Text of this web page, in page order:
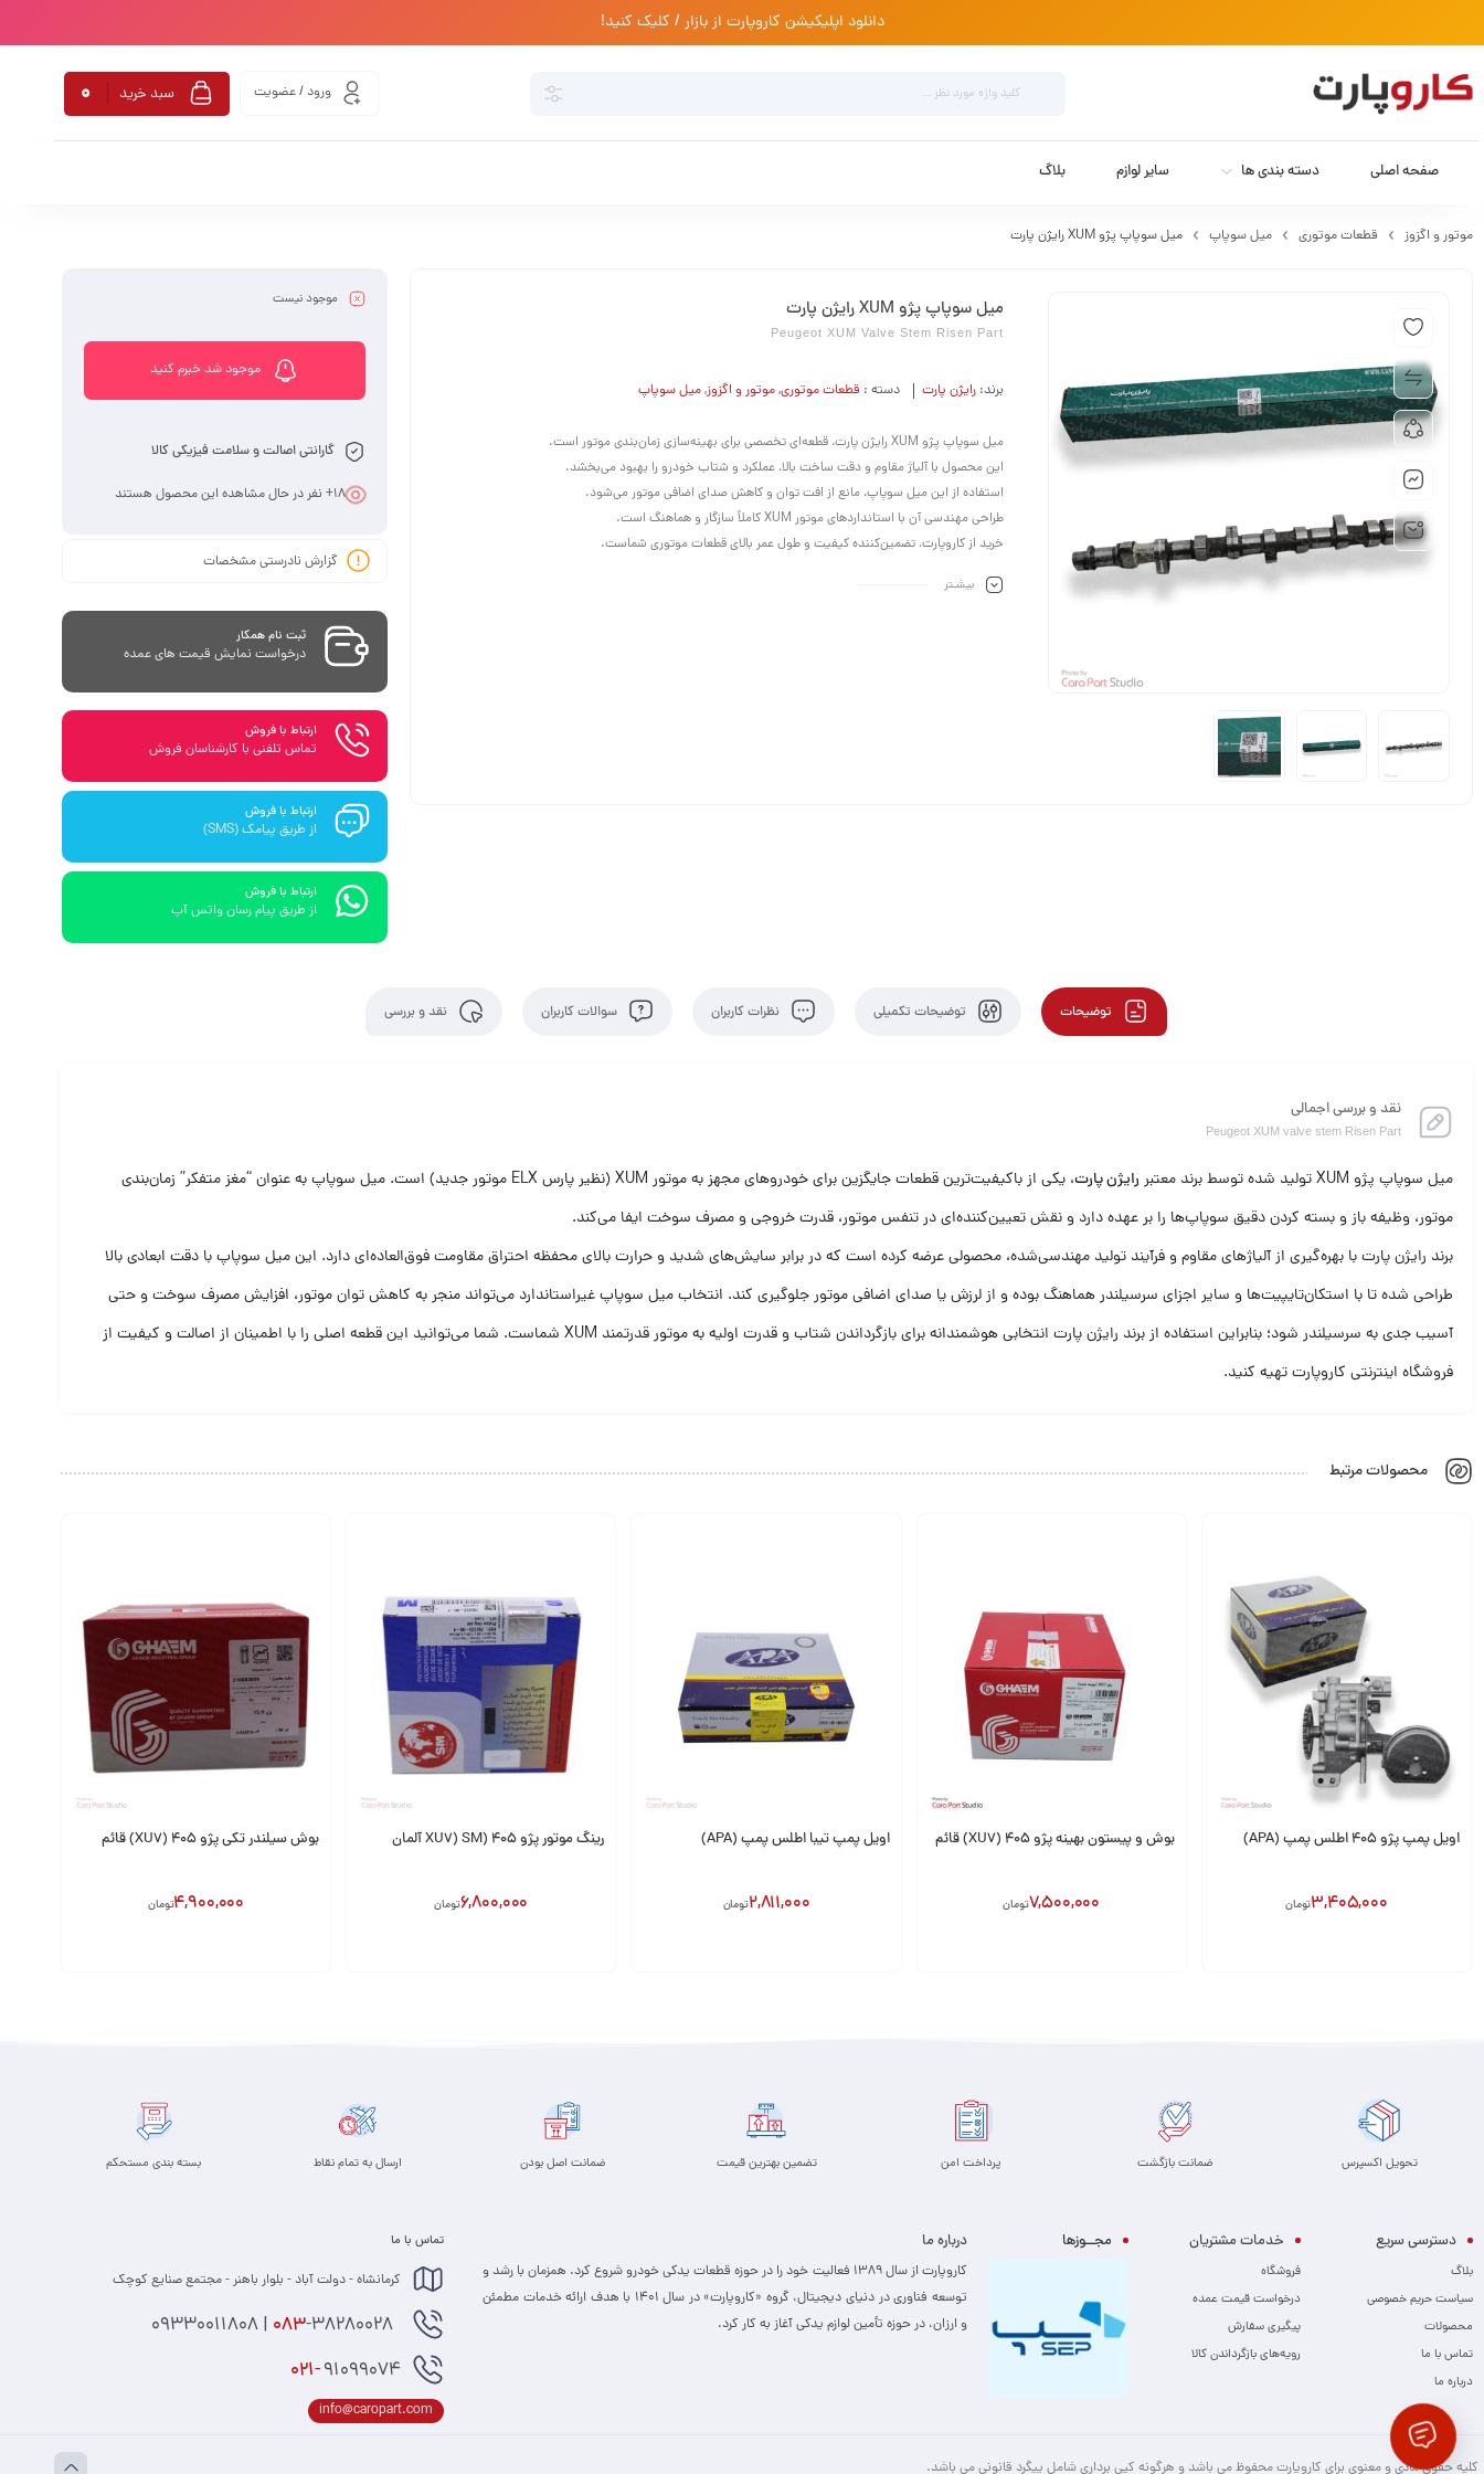
دانلود اپلیکیشن کاروپارت از بازار / کلیک کنید!
ورود / عضویت سبد خرید 0
صفحه اصلی دسته بندی ها سایر لوازم بلاگ
موتور و اگزوز قطعات موتوری میل سوپاپ میل سوپاپ پژو XUM رایژن پارت
میل سوپاپ پژو XUM رایژن پارت
Peugeot XUM Valve Stem Risen Part
برند: رایژن پارت دسته : قطعات موتوری,موتور و اگزوز,میل سوپاپ
میل سوپاپ پژو XUM رایژن پارت، قطعه‌ای تخصصی برای بهینه‌سازی زمان‌بندی موتور است.
این محصول با آلیاژ مقاوم و دقت ساخت بالا، عملکرد و شتاب خودرو را بهبود می‌بخشد.
استفاده از این میل سوپاپ، مانع از افت توان و کاهش صدای اضافی موتور می‌شود.
طراحی مهندسی آن با استانداردهای موتور XUM کاملاً سازگار و هماهنگ است.
خرید از کاروپارت، تضمین‌کننده کیفیت و طول عمر بالای قطعات موتوری شماست.
بیشـتر
موجود نیست
موجود شد خبرم کنید
گارانتی اصالت و سلامت فیزیکی کالا
18+ نفر در حال مشاهده این محصول هستند
گزارش نادرستی مشخصات
ثبت نام همکار
درخواست نمایش قیمت های عمده
ارتباط با فروش
تماس تلفنی با کارشناسان فروش
ارتباط با فروش
از طریق پیامک (SMS)
ارتباط با فروش
از طریق پیام رسان واتس آپ
توضیحات توضیحات تکمیلی نظرات کاربران سوالات کاربران نقد و بررسی
نقد و بررسی اجمالی
Peugeot XUM valve stem Risen Part
میل سوپاپ پژو XUM تولید شده توسط برند معتبر رایژن پارت
، یکی از باکیفیت‌ترین قطعات جایگزین برای خودروهای مجهز به موتور XUM (نظیر پارس ELX موتور جدید) است. میل سوپاپ به عنوان “مغز متفکر” زمان‌بندی
موتور، وظیفه باز و بسته کردن دقیق سوپاپ‌ها را بر عهده دارد و نقش تعیین‌کننده‌ای در تنفس موتور، قدرت خروجی و مصرف سوخت ایفا می‌کند.
برند رایژن پارت با بهره‌گیری از آلیاژهای مقاوم و فرآیند تولید مهندسی‌شده، محصولی عرضه کرده است که در برابر سایش‌های شدید و حرارت بالای محفظه احتراق مقاومت فوق‌العاده‌ای دارد. این میل سوپاپ با دقت ابعادی بالا
طراحی شده تا با استکان‌تایپیت‌ها و سایر اجزای سرسیلندر هماهنگ بوده و از لرزش یا صدای اضافی موتور جلوگیری کند. انتخاب میل سوپاپ غیراستاندارد می‌تواند منجر به کاهش توان موتور، افزایش مصرف سوخت و حتی
آسیب جدی به سرسیلندر شود؛ بنابراین استفاده از برند رایژن پارت انتخابی هوشمندانه برای بازگرداندن شتاب و قدرت اولیه به موتور قدرتمند XUM شماست. شما می‌توانید این قطعه اصلی را با اطمینان از اصالت و کیفیت از
فروشگاه اینترنتی کاروپارت تهیه کنید.
محصولات مرتبط
اویل پمپ پژو 405 اطلس پمپ (APA)
3,405,000تومان
بوش و پیستون بهینه پژو 405 (XU7) قائم
7,500,000تومان
اویل پمپ تیبا اطلس پمپ (APA)
2,811,000تومان
رینگ موتور پژو 405 (XU7) SM آلمان
6,800,000تومان
بوش سیلندر تکی پژو 405 (XU7) قائم
4,900,000تومان
تحویل اکسپرس ضمانت بازگشت پرداخت امن تضمین بهترین قیمت ضمانت اصل بودن ارسال به تمام نقاط بسته بندی مستحکم
دسترسی سریع
بلاگ
سیاست حریم خصوصی
محصولات
تماس با ما
درباره ما
خدمات مشتریان
فروشگاه
درخواست قیمت عمده
پیگیری سفارش
رویه‌های بازگرداندن کالا
مجــوزها درباره ما
کاروپارت از سال ۱۳۸۹ فعالیت خود را در حوزه قطعات یدکی خودرو شروع کرد. همزمان با رشد و
توسعه فناوری در دنیای دیجیتال، گروه «کاروپارت» در سال ۱۴۰۱ با هدف ارائه خدمات مطمئن
و ارزان، ­در حوزه تأمین لوازم یدکی آغاز به کار کرد.
تماس با ما
کرمانشاه - دولت آباد - بلوار باهنر - مجتمع صنایع کوچک
-38280028 | 09330011808
021-91099074
info@caropart.com
کلیه حقوق مادی و معنوی برای کاروپارت محفوظ می باشد و هرگونه کپی برداری شامل پیگرد قانونی می باشد.